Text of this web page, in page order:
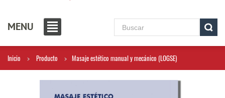
MENU
Inicio Producto Masaje estético manual y mecánico (LOGSE)